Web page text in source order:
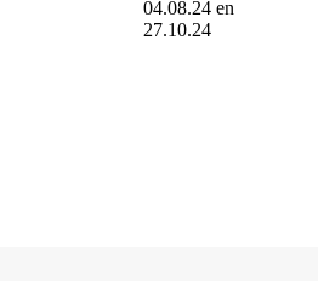
04.08.24 en
27.10.24